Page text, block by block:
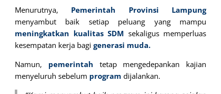
Menurutnya, Pemerintah Provinsi Lampung
menyambut baik setiap peluang yang mampu
meningkatkan kualitas SDM sekaligus memperluas
kesempatan kerja bagi generasi muda.
Namun, pemerintah tetap mengedepankan kajian
menyeluruh sebelum program dijalankan.